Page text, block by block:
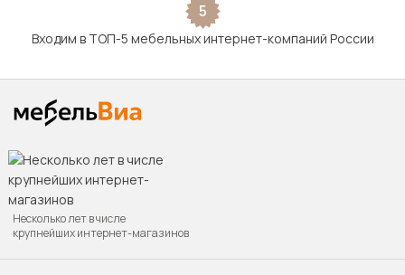
5
Входим в ТОП-5 мебельных интернет-компаний России
Несколько лет в числе
крупнейших интернет-магазинов